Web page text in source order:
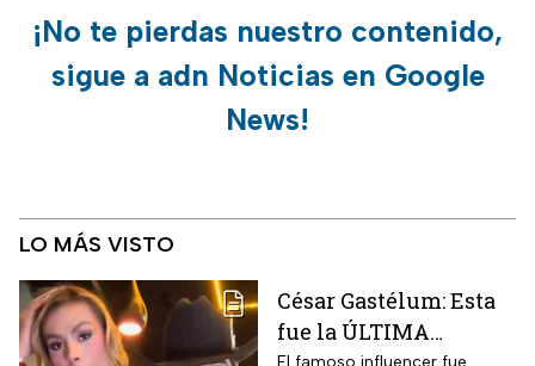
¡No te pierdas nuestro contenido,
sigue a adn Noticias en Google
News!
LO MÁS VISTO
César Gastélum: Esta
fue la ÚLTIMA
El famoso influencer fue